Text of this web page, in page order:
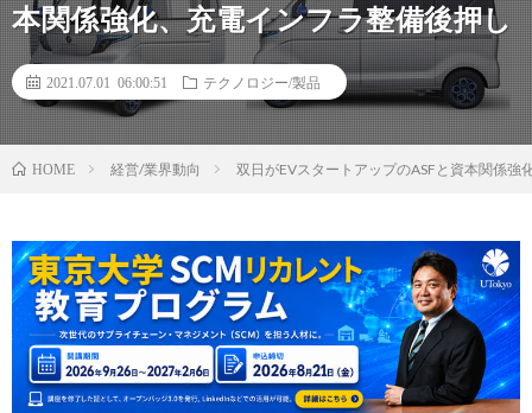
本関係強化、充電インフラ整備後押し
2021.07.01 06:00:51 テクノロジー/製品
HOME 経営/業界動向 双日がEVスタートアップのASFと資本関係強